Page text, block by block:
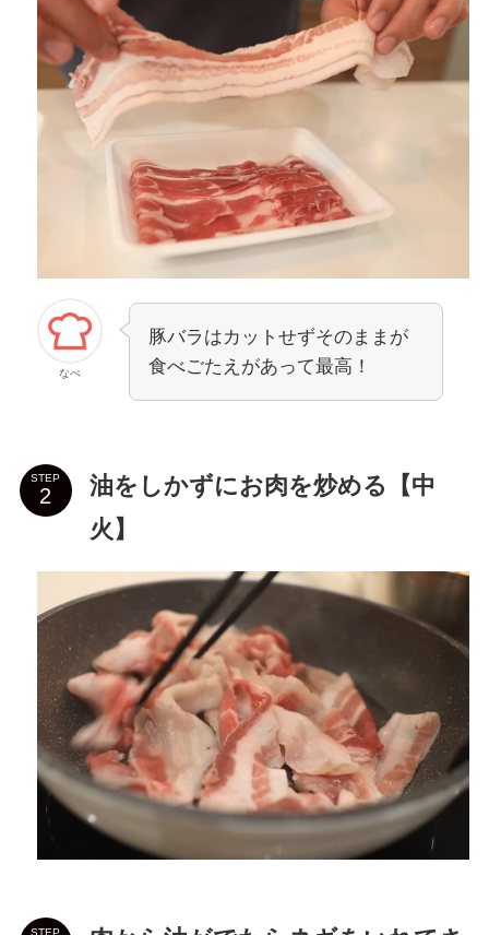
なべ
豚バラはカットせずそのままが
食べごたえがあって最高！
STEP
油をしかずにお肉を炒める【中
火】
STEP